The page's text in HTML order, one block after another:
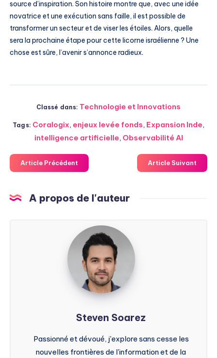
source d’inspiration. Son histoire montre que, avec une idée
novatrice et une exécution sans faille, il est possible de
transformer un secteur et de viser les étoiles. Alors, quelle
sera la prochaine étape pour cette licorne israélienne ? Une
chose est sûre, l’avenir s’annonce radieux.
Classé dans: Technologie et Innovations
Tags: Coralogix, enjeux levée fonds, Expansion Inde,
intelligence artificielle, Observabilité AI
Article Précédent Article Suivant
A propos de l'auteur
Steven
Soarez
Steven Soarez
Passionné et dévoué, j'explore sans cesse les
nouvelles frontières de l'information et de la